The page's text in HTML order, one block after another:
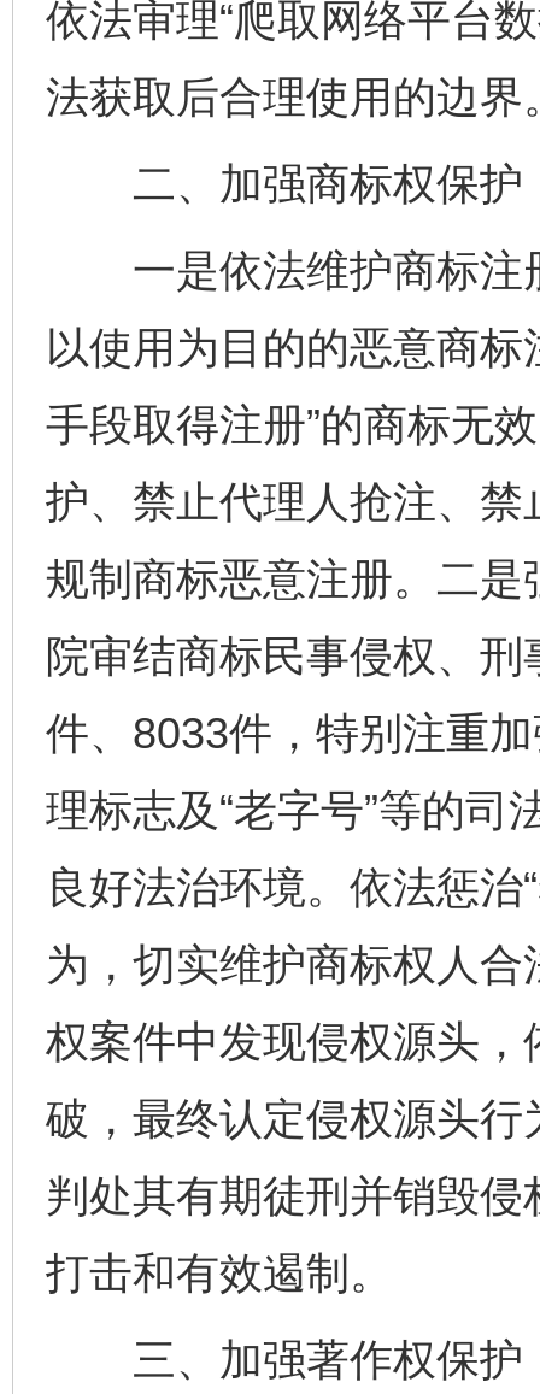
依法审理“爬取网络平台
法获取后合理使用的边界
二、加强商标权保护
一是依法维护商标注
以使用为目的的恶意商标
手段取得注册”的商标无
护、禁止代理人抢注、
规制商标恶意注册。二
院审结商标民事侵权、
件、8033件，特别注重
理标志及“老字号”等的司
良好法治环境。依法惩治
为，切实维护商标权人
权案件中发现侵权源头
破，最终认定侵权源头
判处其有期徒刑并销毁
打击和有效遏制。
三、加强著作权保护